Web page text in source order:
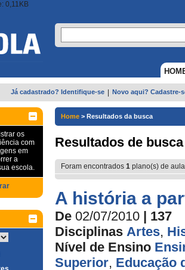
0,11KB
Já cadastrado? Identifique-se Novo aqui? Cadastre-
os
com
em
a
escola.
Home > Resultados da busca
Resultados de busca
Foram encontrados 1 plano(s) de
A história a
De 02/07/2010 | 137
Disciplinas Artes,
Nível de Ensino
Superior, Educação